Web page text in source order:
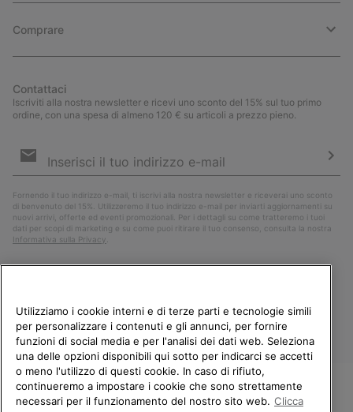
Comprare
Contattaci
Iscriviti alla nostra newsletter e ricevi uno sconto del 15% sul tuo primo
ordine, con una spesa di almeno 120 € su articoli a prezzo pieno.
e-
Fornendo il tuo indirizzo e-mail, ti iscrivi alla nostra newsletter e riceverai uno sconto
di benvenuto del 15%. Utilizzeremo il tuo indirizzo e-mail per inviarti aggiornamenti su
nuovi arrivi, offerte ed eventi promozionali. Per i dettagli su come tratteremo i tuoi
dati per scopi di marketing e su come puoi ritirare il tuo consenso, consulta la nostra
Informativa sulla Privacy
Italia
Utilizziamo i cookie interni e di terze parti e tecnologie simili
per personalizzare i contenuti e gli annunci, per fornire
funzioni di social media e per l'analisi dei dati web. Seleziona
una delle opzioni disponibili qui sotto per indicarci se accetti
o meno l'utilizzo di questi cookie. In caso di rifiuto,
continueremo a impostare i cookie che sono strettamente
necessari per il funzionamento del nostro sito web. Clicca